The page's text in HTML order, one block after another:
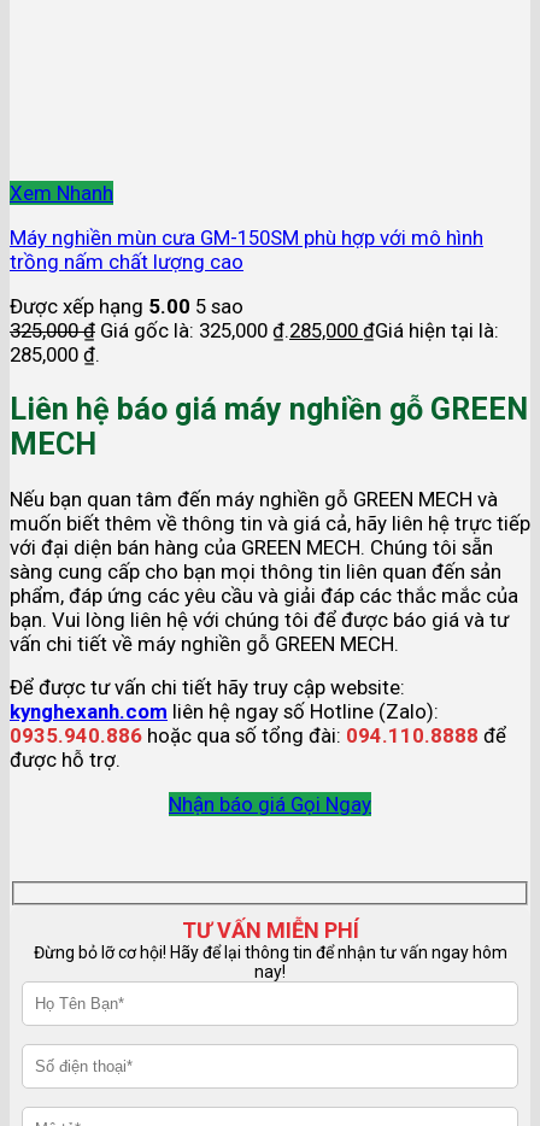
Xem Nhanh
Máy nghiền mùn cưa GM-150SM phù hợp với mô hình
trồng nấm chất lượng cao
Được xếp hạng 5.00 5 sao
325,000₫ Giá gốc là: 325,000 ₫.285,000 ₫Giá hiện tại là:
285,000 ₫.
Liên hệ báo giá máy nghiền gỗ GREEN
MECH
Nếu bạn quan tâm đến máy nghiền gỗ GREEN MECH và
muốn biết thêm về thông tin và giá cả, hãy liên hệ trực tiếp
với đại diện bán hàng của GREEN MECH. Chúng tôi sẵn
sàng cung cấp cho bạn mọi thông tin liên quan đến sản
phẩm, đáp ứng các yêu cầu và giải đáp các thắc mắc của
bạn. Vui lòng liên hệ với chúng tôi để được báo giá và tư
vấn chi tiết về máy nghiền gỗ GREEN MECH.
Để được tư vấn chi tiết hãy truy cập website:
kynghexanh.com liên hệ ngay số Hotline (Zalo):
0935.940.886 hoặc qua số tổng đài: 094.110.8888 để
được hỗ trợ.
Nhận báo giá Gọi Ngay
TƯ VẤN MIỄN PHÍ
Đừng bỏ lỡ cơ hội! Hãy để lại thông tin để nhận tư vấn ngay hôm
nay!